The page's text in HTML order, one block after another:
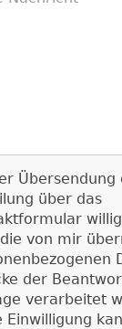
Übersendung
über das
von mir
der
verarbeitet
Einwilligung